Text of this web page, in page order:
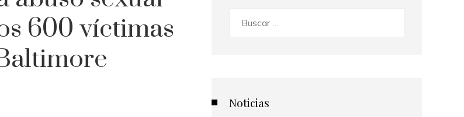
600 víctimas
Noticias